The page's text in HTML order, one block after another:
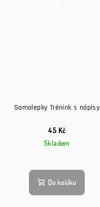
Samolepky Trénink s nápisy
45 Kč
Skladem
Do košíku